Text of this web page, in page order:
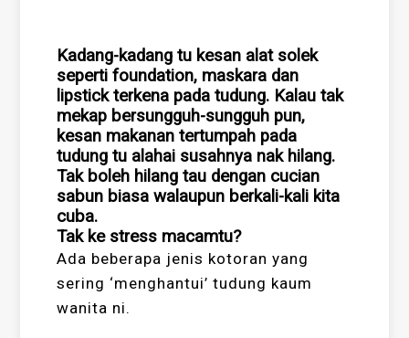
Kadang-kadang tu kesan alat solek
seperti foundation, maskara dan
lipstick terkena pada tudung. Kalau tak
mekap bersungguh-sungguh pun,
kesan makanan tertumpah pada
tudung tu alahai susahnya nak hilang.
Tak boleh hilang tau dengan cucian
sabun biasa walaupun berkali-kali kita
cuba.
Tak ke stress macamtu?
Ada beberapa jenis kotoran yang
sering ‘menghantui’ tudung kaum
wanita ni.